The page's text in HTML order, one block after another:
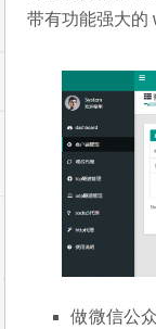
带有功能强大的
做微信公